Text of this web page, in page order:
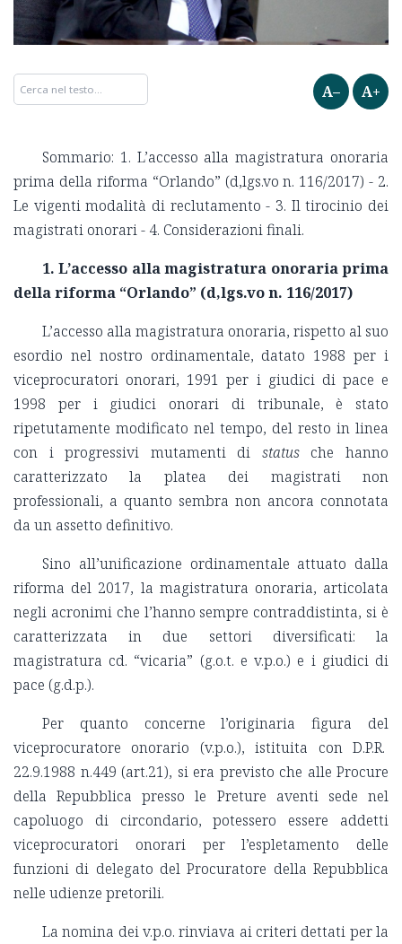
A– A+
Sommario: 1. L’accesso alla magistratura onoraria
prima della riforma “Orlando” (d,lgs.vo n. 116/2017) - 2.
Le vigenti modalità di reclutamento - 3. Il tirocinio dei
magistrati onorari - 4. Considerazioni finali.
1. L’accesso alla magistratura onoraria prima
della riforma “Orlando” (d,lgs.vo n. 116/2017)
L’accesso alla magistratura onoraria, rispetto al suo
esordio nel nostro ordinamentale, datato 1988 per i
viceprocuratori onorari, 1991 per i giudici di pace e
1998 per i giudici onorari di tribunale, è stato
ripetutamente modificato nel tempo, del resto in linea
con i progressivi mutamenti di status che hanno
caratterizzato la platea dei magistrati non
professionali, a quanto sembra non ancora connotata
da un assetto definitivo.
Sino all’unificazione ordinamentale attuato dalla
riforma del 2017, la magistratura onoraria, articolata
negli acronimi che l’hanno sempre contraddistinta, si è
caratterizzata in due settori diversificati: la
magistratura cd. “vicaria” (g.o.t. e v.p.o.) e i giudici di
pace (g.d.p.).
Per quanto concerne l’originaria figura del
viceprocuratore onorario (v.p.o.), istituita con D.P.R.
22.9.1988 n.449 (art.21), si era previsto che alle Procure
della Repubblica presso le Preture aventi sede nel
capoluogo di circondario, potessero essere addetti
viceprocuratori onorari per l’espletamento delle
funzioni di delegato del Procuratore della Repubblica
nelle udienze pretorili.
La nomina dei v.p.o. rinviava ai criteri dettati per la